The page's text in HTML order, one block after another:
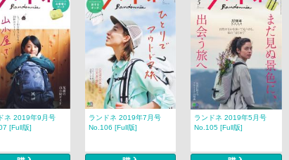
ネ 2019年9月号
[Full版]
ランドネ 2019年7月号
No.106 [Full版]
ランドネ 2019年5月号
No.105 [Full版]